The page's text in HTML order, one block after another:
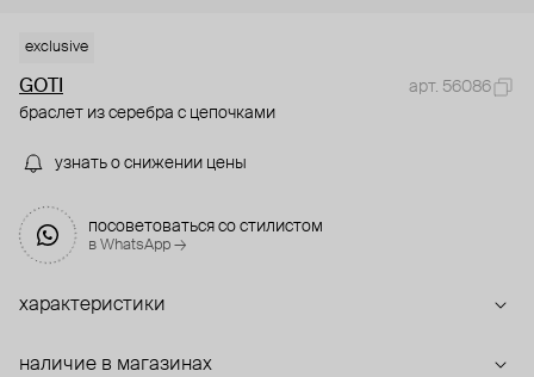
exclusive
GOTI
арт. 56086
браслет из серебра с цепочками
узнать о снижении цены
посоветоваться со стилистом
в WhatsApp →
характеристики
наличие в магазинах